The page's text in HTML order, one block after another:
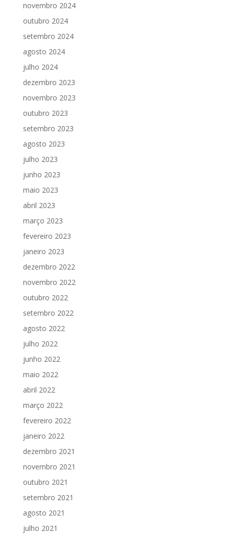
novembro 2024
outubro 2024
setembro 2024
agosto 2024
julho 2024
dezembro 2023
novembro 2023
outubro 2023
setembro 2023
agosto 2023
julho 2023
junho 2023
maio 2023
abril 2023
março 2023
fevereiro 2023
janeiro 2023
dezembro 2022
novembro 2022
outubro 2022
setembro 2022
agosto 2022
julho 2022
junho 2022
maio 2022
abril 2022
março 2022
fevereiro 2022
janeiro 2022
dezembro 2021
novembro 2021
outubro 2021
setembro 2021
agosto 2021
julho 2021